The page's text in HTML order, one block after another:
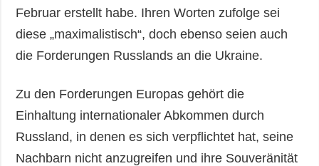
Februar erstellt habe. Ihren Worten zufolge sei
diese „maximalistisch“, doch ebenso seien auch
die Forderungen Russlands an die Ukraine.
Zu den Forderungen Europas gehört die
Einhaltung internationaler Abkommen durch
Russland, in denen es sich verpflichtet hat, seine
Nachbarn nicht anzugreifen und ihre Souveränität